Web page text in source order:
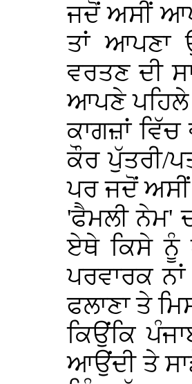
ਜਦੋਂ ਅਸੀਂ
ਤਾਂ ਆਪਣਾ
ਵਰਤਣ ਦੀ
ਆਪਣੇ ਪਹਿਲੇ
ਕਾਗਜ਼ਾਂ ਵਿੱਚ
ਕੌਰ ਪੁੱਤਰੀ/
ਪਰ ਜਦੋਂ
'ਫੈਮਲੀ ਨੇਮ'
ਏਥੇ ਕਿਸੇ ਨੂੰ
ਪਰਵਾਰਕ
ਫਲਾਣਾ ਤੇ
ਕਿਉਂਕਿ
ਆਉਂਦੀ ਤੇ